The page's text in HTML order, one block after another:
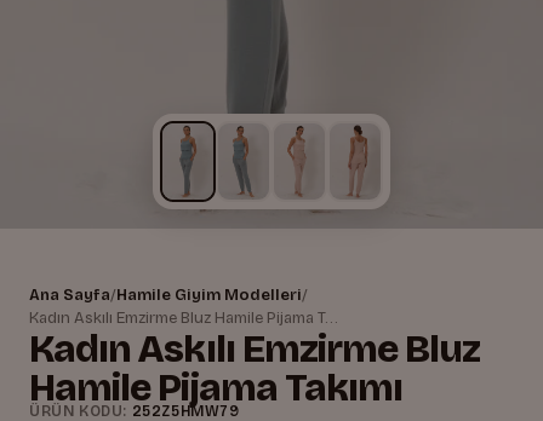
Ana Sayfa/Hamile Giyim Modelleri/
Kadın Askılı Emzirme Bluz Hamile Pijama Takımı
Kadın Askılı Emzirme Bluz
Hamile Pijama Takımı
ÜRÜN KODU: 252Z5HMW79